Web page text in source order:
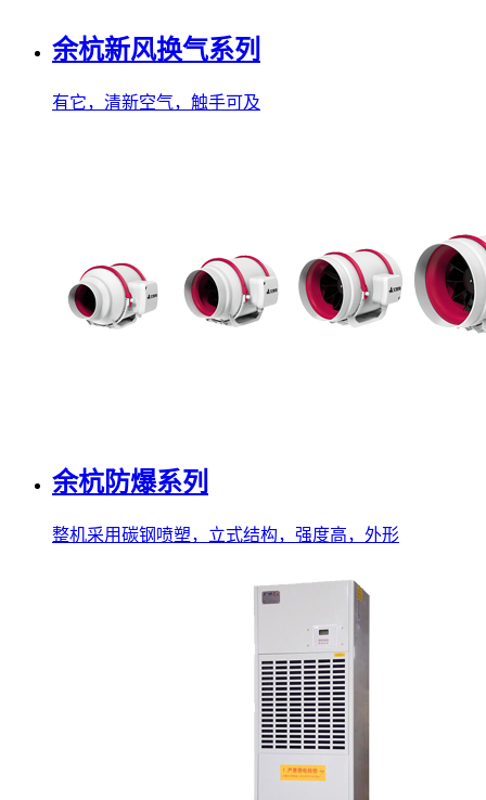
余杭新风换气系列
有它，清新空气，触手可及
余杭防爆系列
整机采用碳钢喷塑，立式结构，强度高，外形